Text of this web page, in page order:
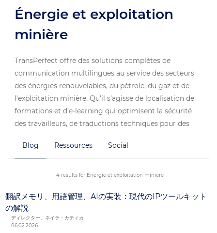
Énergie et exploitation
minière
TransPerfect offre des solutions complètes de
communication multilingues au service des secteurs
des énergies renouvelables, du pétrole, du gaz et de
l’exploitation minière. Qu’il s’agisse de localisation de
formations et d’e-learning qui optimisent la sécurité
des travailleurs, de traductions techniques pour des
d’interprétation en présentiel pour des rendez-vous
d’affaires internationaux, les solutions complètes de
TransPerfect ont la capacité de répondre à une large
Blog Ressources Social
4 results for Énergie et exploitation minière
翻訳メモリ、用語管理、AIの実装：現代のIPツールキット
の解説
ディレクター、ネイラ・カティカ
06.02.2026